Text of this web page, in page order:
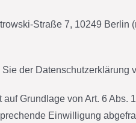
Straße 7, 10249
der Datenschutzerklärung
Grundlage von Art. 6
Einwilligung